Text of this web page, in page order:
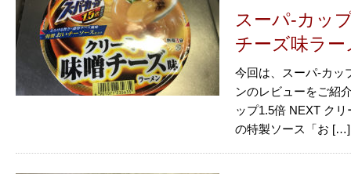
スーパ-カッ
チーズ味ラ
今回は、スーパ-カッ
ンのレビューをご紹
ップ1.5倍 NEXT ク
の特製ソース「お […]